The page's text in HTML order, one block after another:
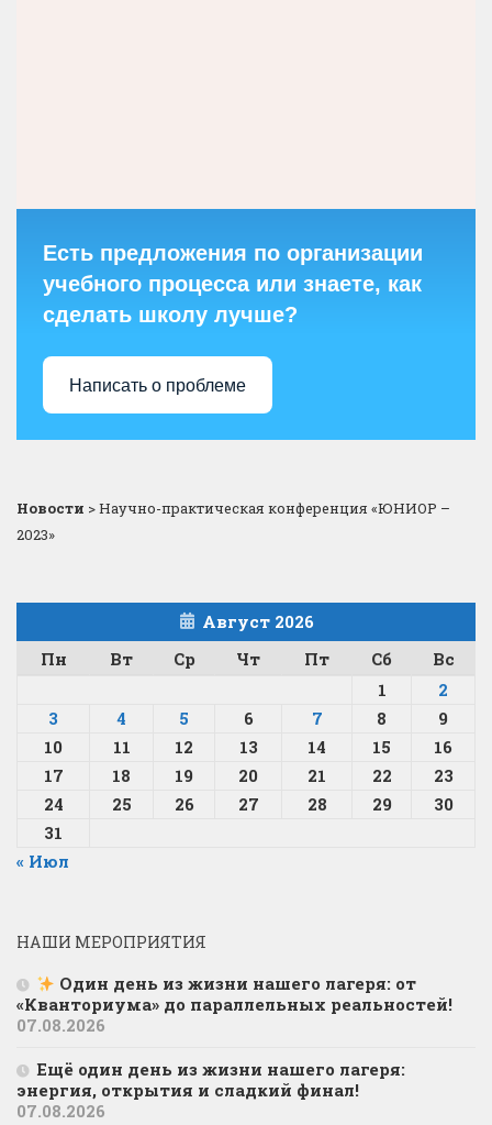
Есть предложения по организации
учебного процесса или знаете, как
сделать школу лучше?
Написать о проблеме
Новости >Научно-практическая конференция «ЮНИОР –
2023»
Август 2026
Пн
Вт Ср Чт Пт Сб
Вс
1
2
3
4 5 6 7 8
9
10
11 12 13 14 15
16
17
18 19 20 21 22
23
24
25 26 27 28 29
30
31
« Июл
НАШИ МЕРОПРИЯТИЯ
Один день из жизни нашего лагеря: от
«Кванториума» до параллельных реальностей!
07.08.2026
Ещё один день из жизни нашего лагеря:
энергия, открытия и сладкий финал!
07.08.2026